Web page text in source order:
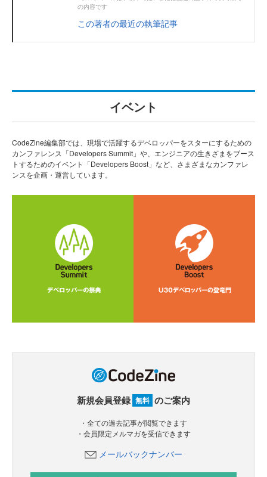
の内容です
この著者の最近の執筆記事
イベント
CodeZine編集部では、現場で活躍するデベロッパーをスターにするための
カンファレンス「Developers Summit」や、エンジニアの生きざまをブース
トするためのイベント「Developers Boost」など、さまざまなカンファレ
ンスを企画・運営しています。
新規会員登録 無料 のご案内
・全ての過去記事が閲覧できます
・会員限定メルマガを受信できます
メールバックナンバー